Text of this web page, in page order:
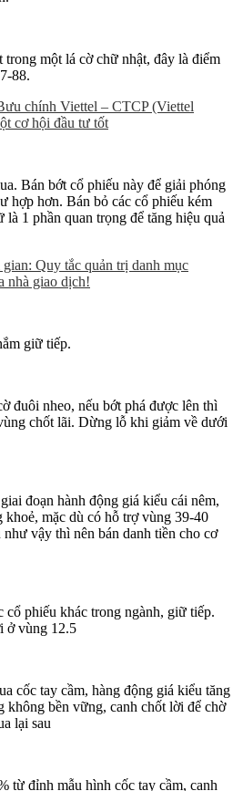
một lá cờ chữ nhật, đây là điểm
88.
chính Viettel – CTCP (Viettel
cơ hội đầu tư tốt
Bán bớt cổ phiếu này để giải phóng
hợp hơn. Bán bỏ các cổ phiếu kém
là 1 phần quan trọng để tăng hiệu quả
Quy tắc quản trị danh mục
nhà giao dịch!
giữ tiếp.
đuôi nheo, nếu bớt phá được lên thì
chốt lãi. Dừng lỗ khi giảm về dưới
đoạn hành động giá kiểu cái nêm,
khoẻ, mặc dù có hỗ trợ vùng 39-40
vậy thì nên bán danh tiền cho cơ
cổ phiếu khác trong ngành, giữ tiếp.
ở vùng 12.5
cốc tay cầm, hàng động giá kiểu tăng
không bền vững, canh chốt lời để chờ
lại sau
từ đỉnh mẫu hình cốc tay cầm, canh